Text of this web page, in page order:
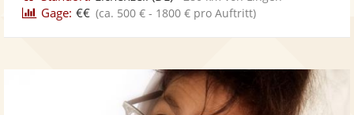
Gage: €€ (ca. 500 € - 1800 € pro Auftritt)